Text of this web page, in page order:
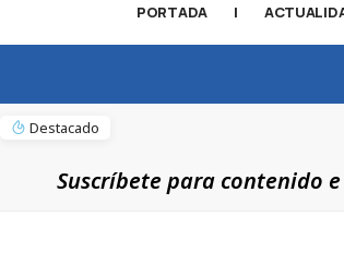
PORTADA |
Destacado
Suscríbete para contenido